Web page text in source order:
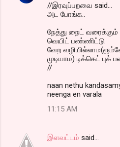
//இரவுப்பறவை said...
அட போங்க..
நேத்து நைட்
வெயிட் பண்ணிட்டு
வேற
முடியாம) டிக்கெட் புக்
//
naan nethu
neenga en varala
11:15 AM
இளவட்டம் said…